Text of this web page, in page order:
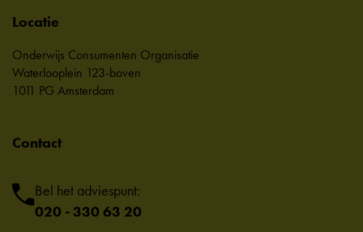
Locatie
Onderwijs Consumenten Organisatie
Waterlooplein 123-boven
1011 PG Amsterdam
Contact
Bel het adviespunt:
020 - 330 63 20